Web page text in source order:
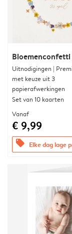
Bloemenconfetti
Uitnodigingen |
met keuze uit 3
papierafwerkingen
Set van 10 kaarten
Vanaf
€ 9,99
offers Elke dag lage